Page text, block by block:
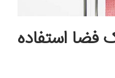
فضا استفاده